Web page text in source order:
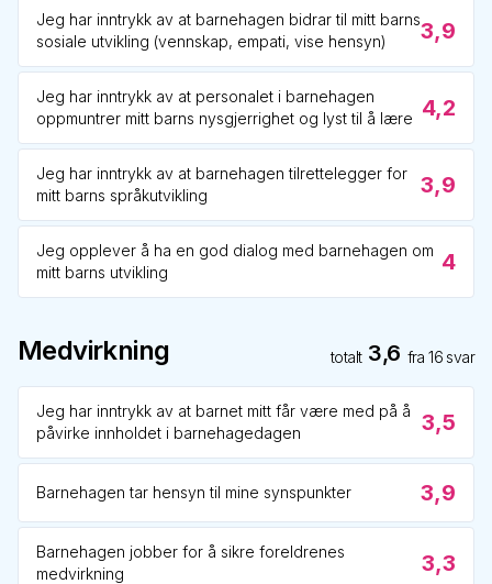
Jeg har inntrykk av at barnehagen bidrar til mitt barns
sosiale utvikling (vennskap, empati, vise hensyn)
3,9
Jeg har inntrykk av at personalet i barnehagen
oppmuntrer mitt barns nysgjerrighet og lyst til å lære 4,2
Jeg har inntrykk av at barnehagen tilrettelegger for
mitt barns språkutvikling
3,9
Jeg opplever å ha en god dialog med barnehagen om
mitt barns utvikling
4
Medvirkning totalt 3,6 fra16 svar
Jeg har inntrykk av at barnet mitt får være med på å
påvirke innholdet i barnehagedagen
3,5
Barnehagen tar hensyn til mine synspunkter 3,9
Barnehagen jobber for å sikre foreldrenes
medvirkning
3,3